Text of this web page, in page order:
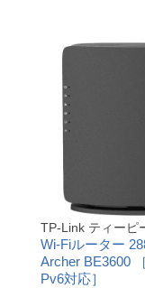
TP-Link ティーピ
Wi-Fiルーター
Archer BE3600
Pv6対応］